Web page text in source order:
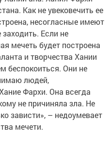
Как не увековечить ее
несогласные имеют
заходить. Если не
мечеть будет построена
и творчества Хании
беспокоиться. Они не
людей,
Фархи. Она всегда
не причиняла зла. Не
зависти», – недоумевает
мечети.